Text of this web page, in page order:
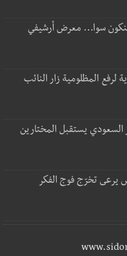
منكون سوا… معرض أرشيفي
لرفع المظلومية زار النائب
يستقبل المختارين
يرعى تخرّج فوج الفكر